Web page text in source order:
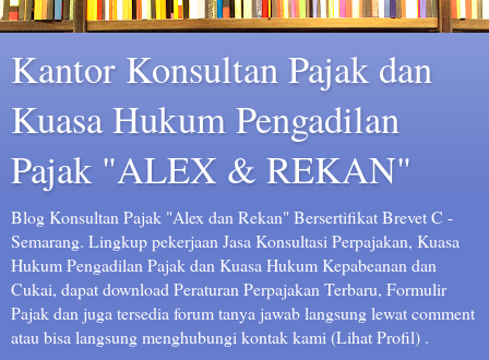
Kantor Konsultan Pajak dan
Kuasa Hukum Pengadilan
Pajak "ALEX & REKAN"
Blog Konsultan Pajak "Alex dan Rekan" Bersertifikat Brevet C -
Semarang. Lingkup pekerjaan Jasa Konsultasi Perpajakan, Kuasa
Hukum Pengadilan Pajak dan Kuasa Hukum Kepabeanan dan
Cukai, dapat download Peraturan Perpajakan Terbaru, Formulir
Pajak dan juga tersedia forum tanya jawab langsung lewat comment
atau bisa langsung menghubungi kontak kami (Lihat Profil) .